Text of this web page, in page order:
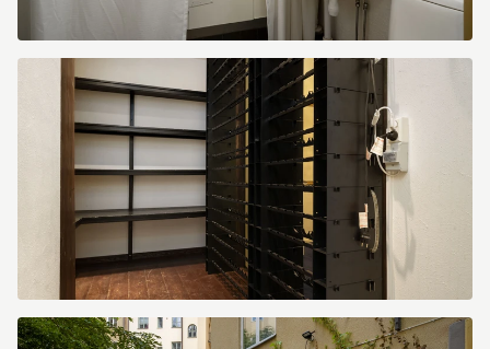
image.jpg